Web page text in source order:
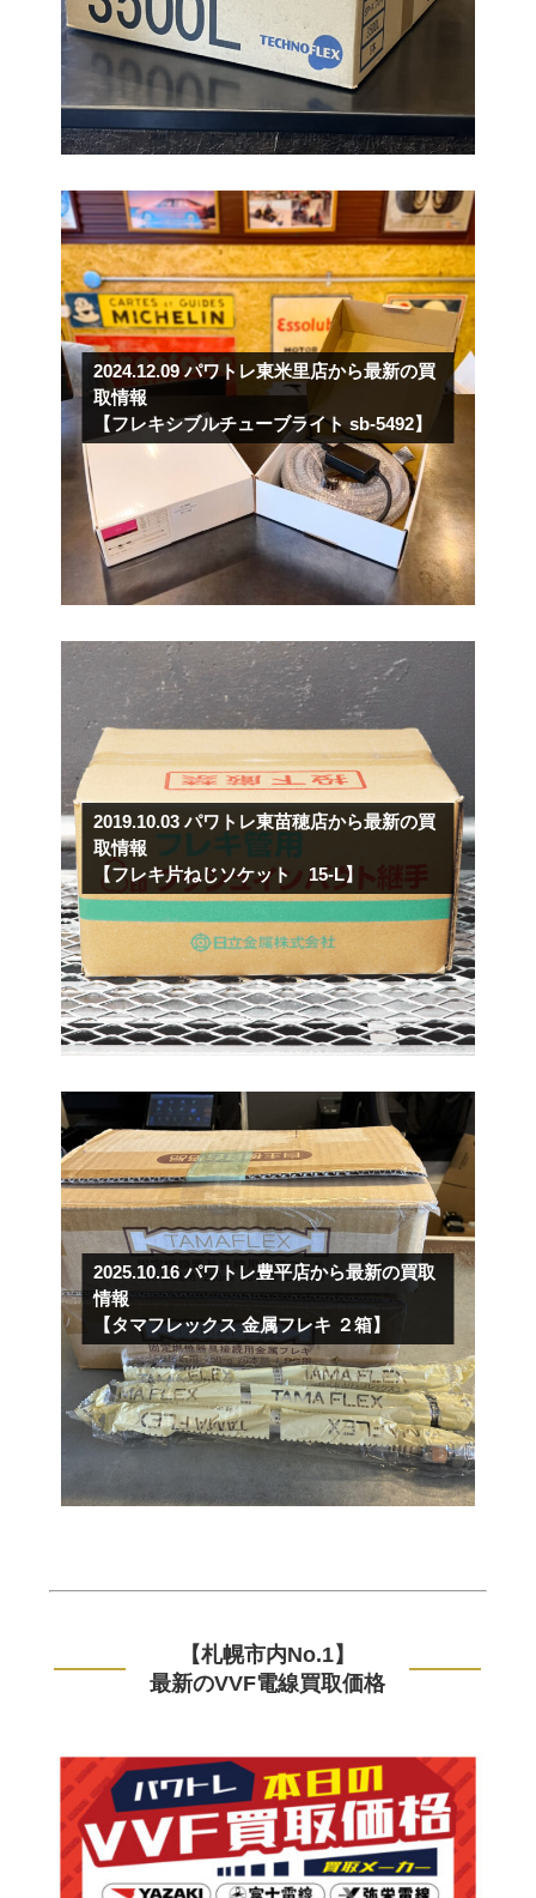
2024.12.09パワトレ東米里店から最新の買
取情報
【フレキシブルチューブライト sb-5492】
2019.10.03パワトレ東苗穂店から最新の買
取情報
【フレキ片ねじソケット 15-L】
2025.10.16パワトレ豊平店から最新の買取
情報
【タマフレックス 金属フレキ ２箱】
【札幌市内No.1】
最新のVVF電線買取価格